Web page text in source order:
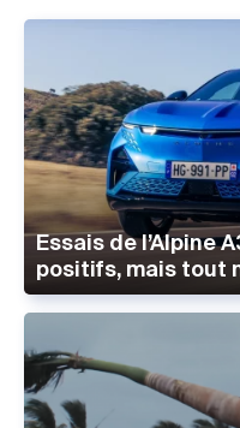
Essais de l’Alpine
positifs, mais tout